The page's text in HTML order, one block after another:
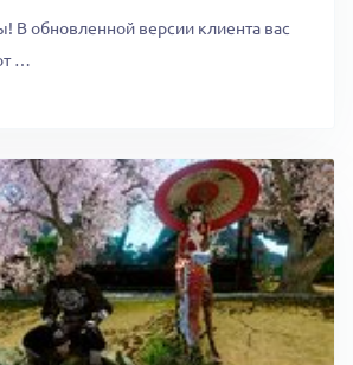
В обновленной версии клиента вас
…